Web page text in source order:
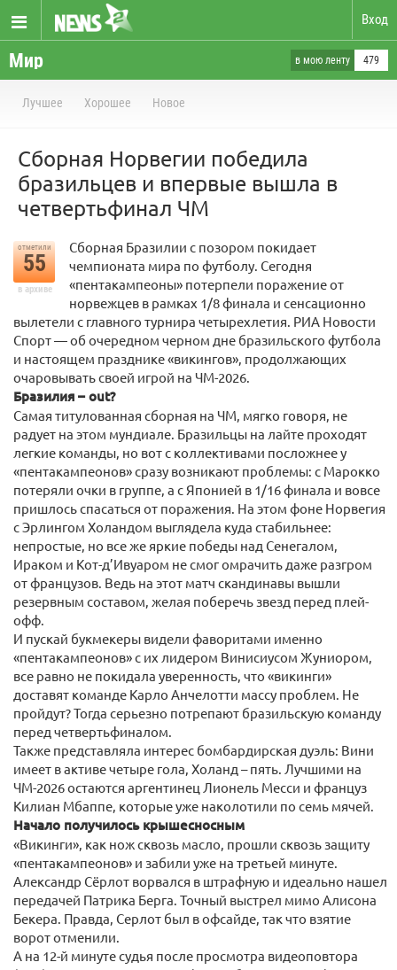
Вход
Мир в мою ленту 479
Лучшее Хорошее Новое
Сборная Норвегии победила
бразильцев и впервые вышла в
четвертьфинал ЧМ
отметили
55
в архиве
Сборная Бразилии с позором покидает
чемпионата мира по футболу. Сегодня
«пентакампеоны» потерпели поражение от
норвежцев в рамках 1/8 финала и сенсационно
вылетели с главного турнира четырехлетия. РИА Новости
Спорт — об очередном черном дне бразильского футбола
и настоящем празднике «викингов», продолжающих
очаровывать своей игрой на ЧМ-2026.
Бразилия – out?
Самая титулованная сборная на ЧМ, мягко говоря, не
радует на этом мундиале. Бразильцы на лайте проходят
легкие команды, но вот с коллективами посложнее у
«пентакампеонов» сразу возникают проблемы: с Марокко
потеряли очки в группе, а с Японией в 1/16 финала и вовсе
пришлось спасаться от поражения. На этом фоне Норвегия
с Эрлингом Холандом выглядела куда стабильнее:
непростые, но все же яркие победы над Сенегалом,
Ираком и Кот-д’Ивуаром не смог омрачить даже разгром
от французов. Ведь на этот матч скандинавы вышли
резервным составом, желая поберечь звезд перед плей-
офф.
И пускай букмекеры видели фаворитами именно
«пентакампеонов» с их лидером Винисиусом Жуниором,
все равно не покидала уверенность, что «викинги»
доставят команде Карло Анчелотти массу проблем. Не
пройдут? Тогда серьезно потрепают бразильскую команду
перед четвертьфиналом.
Также представляла интерес бомбардирская дуэль: Вини
имеет в активе четыре гола, Холанд – пять. Лучшими на
ЧМ-2026 остаются аргентинец Лионель Месси и француз
Килиан Мбаппе, которые уже наколотили по семь мячей.
Начало получилось крышесносным
«Викинги», как нож сквозь масло, прошли сквозь защиту
«пентакампеонов» и забили уже на третьей минуте.
Александр Сёрлот ворвался в штрафную и идеально нашел
передачей Патрика Берга. Точный выстрел мимо Алисона
Бекера. Правда, Серлот был в офсайде, так что взятие
ворот отменили.
А на 12-й минуте судья после просмотра видеоповтора